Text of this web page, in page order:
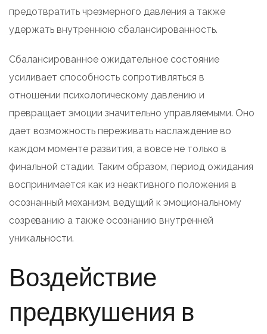
предотвратить чрезмерного давления а также
удержать внутреннюю сбалансированность.
Сбалансированное ожидательное состояние
усиливает способность сопротивляться в
отношении психологическому давлению и
превращает эмоции значительно управляемыми. Оно
дает возможность переживать наслаждение во
каждом моменте развития, а вовсе не только в
финальной стадии. Таким образом, период ожидания
воспринимается как из неактивного положения в
осознанный механизм, ведущий к эмоциональному
созреванию а также осознанию внутренней
уникальности.
Воздействие
предвкушения в